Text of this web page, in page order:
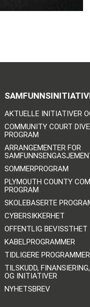
AKTUELLE INITIATIVER
COMMUNITY COURT
PROGRAM
ARRANGEMENTER FOR
SOMMERPROGRAM
PLYMOUTH COUNTY
PROGRAM
SKOLEBASERTE
CYBERSIKKERHET
OFFENTLIG BEVISSTHET
KABELPROGRAMMER
TIDLIGERE PROGRAMMER
TILSKUDD,
OG INITIATIVER
NYHETSBREV